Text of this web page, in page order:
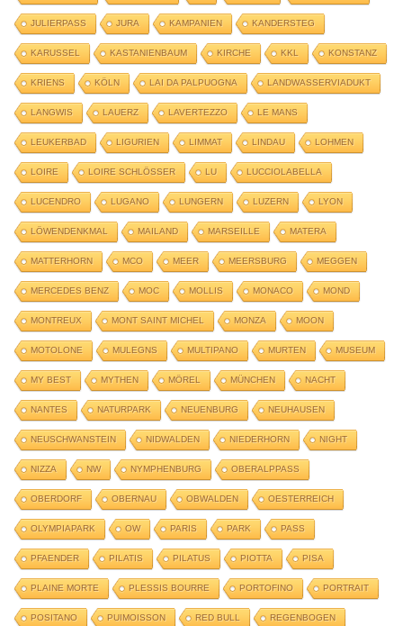
JULIERPASS JURA KAMPANIEN KANDERSTEG
KARUSSEL KASTANIENBAUM KIRCHE KKL KONSTANZ
KRIENS KÖLN LAI DA PALPUOGNA LANDWASSERVIADUKT
LANGWIS LAUERZ LAVERTEZZO LE MANS
LEUKERBAD LIGURIEN LIMMAT LINDAU LOHMEN
LOIRE LOIRE SCHLÖSSER LU LUCCIOLABELLA
LUCENDRO LUGANO LUNGERN LUZERN LYON
LÖWENDENKMAL MAILAND MARSEILLE MATERA
MATTERHORN MCO MEER MEERSBURG MEGGEN
MERCEDES BENZ MOC MOLLIS MONACO MOND
MONTREUX MONT SAINT MICHEL MONZA MOON
MOTOLONE MULEGNS MULTIPANO MURTEN MUSEUM
MY BEST MYTHEN MÖREL MÜNCHEN NACHT
NANTES NATURPARK NEUENBURG NEUHAUSEN
NEUSCHWANSTEIN NIDWALDEN NIEDERHORN NIGHT
NIZZA NW NYMPHENBURG OBERALPPASS
OBERDORF OBERNAU OBWALDEN OESTERREICH
OLYMPIAPARK OW PARIS PARK PASS
PFAENDER PILATIS PILATUS PIOTTA PISA
PLAINE MORTE PLESSIS BOURRE PORTOFINO PORTRAIT
POSITANO PUIMOISSON RED BULL REGENBOGEN